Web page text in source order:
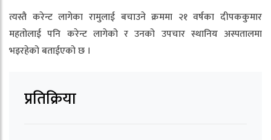
त्यस्तै करेन्ट लागेका रामुलाई बचाउने क्रममा २१ वर्षका दीपककुमार
महतोलाई पनि करेन्ट लागेको र उनको उपचार स्थानिय अस्पतालमा
भइरहेको बताईएको छ ।
प्रतिक्रिया